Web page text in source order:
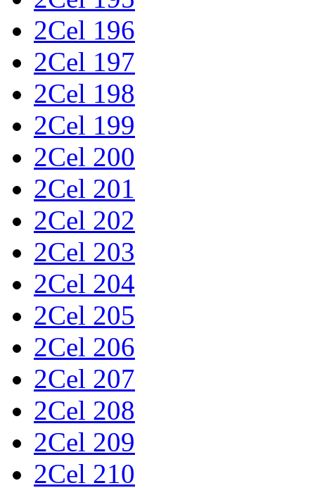
2Cel 196
2Cel 197
2Cel 198
2Cel 199
2Cel 200
2Cel 201
2Cel 202
2Cel 203
2Cel 204
2Cel 205
2Cel 206
2Cel 207
2Cel 208
2Cel 209
2Cel 210